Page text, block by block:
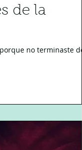
de la
no terminaste de